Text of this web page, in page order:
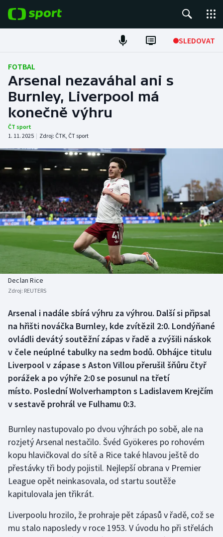
SLEDOVAT
Fotbal
Hokej
Tenis
Atletika
DALŠÍ SPORTY
Americký fotbal
Baseball a softbal
Biatlon
Box
Curling
Dostihy
Florbal
Golf
Gymnastika
Házená
Jezdectví
NEPŘEHLÉDNĚTE
Soutěže
Historické návraty
Aplikace ČT sport
FOTBAL
Arsenal nezaváhal ani s
Burnley, Liverpool má
konečně výhru
ČT sport
1. 11. 2025 | Zdroj: ČTK, ČT sport
Declan Rice
Zdroj: REUTERS
Arsenal i nadále sbírá výhru za výhrou. Další si připsal
na hřišti nováčka Burnley, kde zvítězil 2:0. Londýňané
ovládli devátý soutěžní zápas v řadě a zvýšili náskok
v čele neúplné tabulky na sedm bodů. Obhájce titulu
Liverpool v zápase s Aston Villou přerušil šňůru čtyř
porážek a po výhře 2:0 se posunul na třetí
místo. Poslední Wolverhampton s Ladislavem Krejčím
v sestavě prohrál ve Fulhamu 0:3.
Burnley nastupovalo po dvou výhrách po sobě, ale na
rozjetý Arsenal nestačilo. Švéd Gyökeres po rohovém
kopu hlavičkoval do sítě a Rice také hlavou ještě do
přestávky tři body pojistil. Nejlepší obrana v Premier
League opět neinkasovala, od startu soutěže
kapitulovala jen třikrát.
Liverpoolu hrozilo, že prohraje pět zápasů v řadě, což se
mu stalo naposledy v roce 1953. V úvodu ho při střelách